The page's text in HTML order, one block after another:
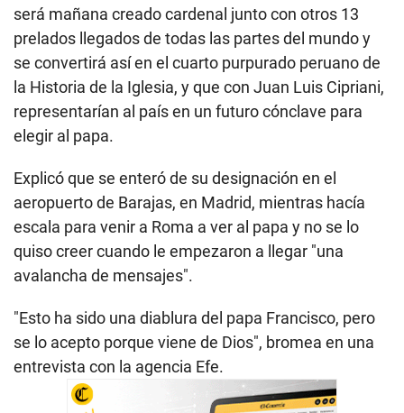
será mañana creado cardenal junto con otros 13
prelados llegados de todas las partes del mundo y
se convertirá así en el cuarto purpurado peruano de
la Historia de la Iglesia, y que con Juan Luis Cipriani,
representarían al país en un futuro cónclave para
elegir al papa.
Explicó que se enteró de su designación en el
aeropuerto de Barajas, en Madrid, mientras hacía
escala para venir a Roma a ver al papa y no se lo
quiso creer cuando le empezaron a llegar "una
avalancha de mensajes".
"Esto ha sido una diablura del papa Francisco, pero
se lo acepto porque viene de Dios", bromea en una
entrevista con la agencia Efe.